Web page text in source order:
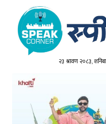
२३ श्रावण २०८३,